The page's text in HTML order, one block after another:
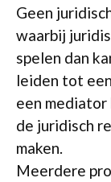
Geen
waarbij
spelen dan
leiden tot
een mediator
de juridisch
maken.
Meerdere